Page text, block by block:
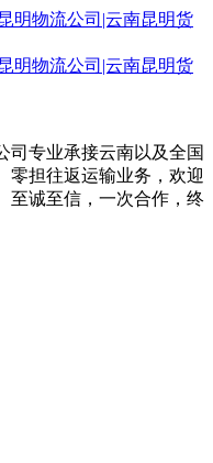
司专业承接云南以及全国
零担往返运输业务，欢迎
至诚至信，一次合作，终